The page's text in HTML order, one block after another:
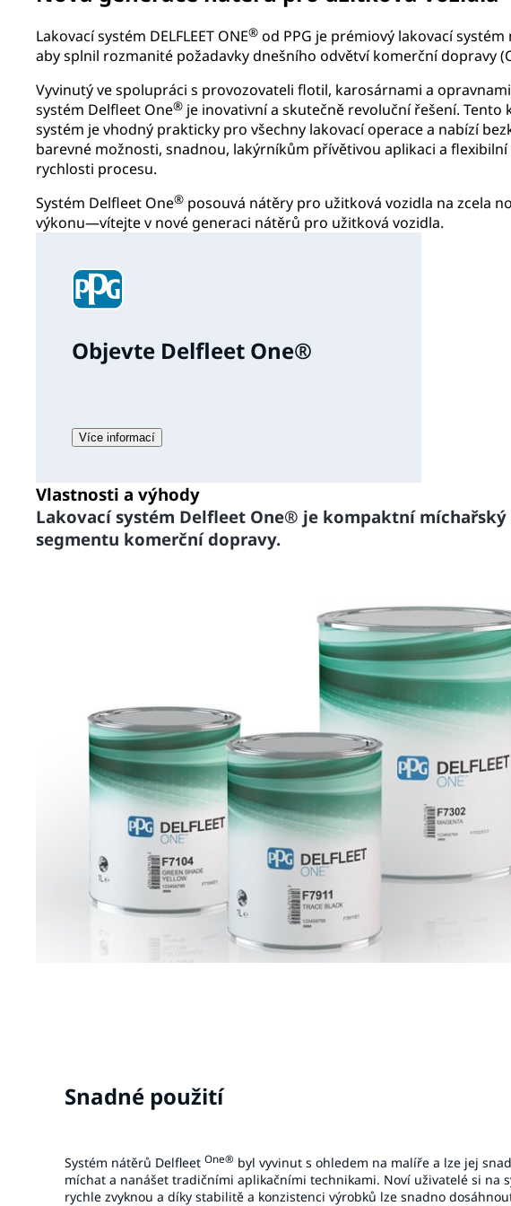
Lakovací systém DELFLEET ONE® od PPG je prémiový lakovací systém
aby splnil rozmanité požadavky dnešního odvětví komerční dopravy
Vyvinutý ve spolupráci s provozovateli flotil, karosárnami a
systém Delfleet One® je inovativní a skutečně revoluční řešení. Tento
systém je vhodný prakticky pro všechny lakovací operace a nabízí
barevné možnosti, snadnou, lakýrníkům přívětivou aplikaci a flexibilní
rychlosti procesu.
Systém Delfleet One® posouvá nátěry pro užitková vozidla na zcela
výkonu—vítejte v nové generaci nátěrů pro užitková vozidla.
Objevte Delfleet One®
Více informací
Vlastnosti a výhody
Lakovací systém Delfleet One® je kompaktní
segmentu komerční dopravy.
Snadné použití
Systém nátěrů Delfleet One® byl vyvinut s ohledem na malíře a lze jej
míchat a nanášet tradičními aplikačními technikami. Noví uživatelé si na
rychle zvyknou a díky stabilitě a konzistenci výrobků lze snadno